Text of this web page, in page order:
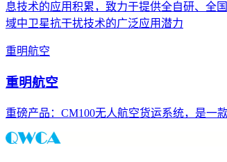
息技术的应用积累，致力于提供全自研、全
域中卫星抗干扰技术的广泛应用潜力
重明航空
重明航空
重磅产品：CM100无人航空货运系统，是一